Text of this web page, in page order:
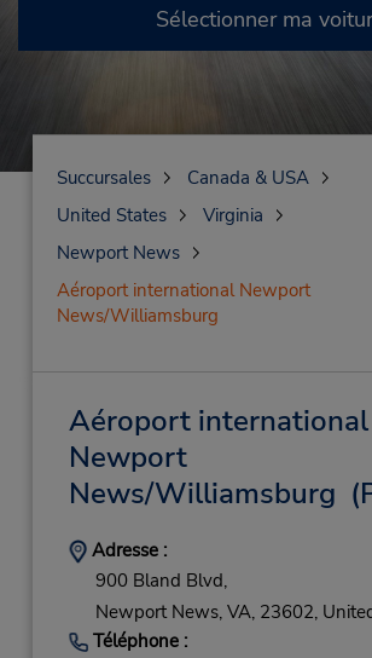
Sélectionner ma
Succursales
Canada & USA
United States
Virginia
Newport News
Aéroport international Newport
News/Williamsburg
Aéroport international
Newport
News/Williamsburg
Adresse :
900 Bland Blvd,
Newport News, VA, 23602,
Téléphone :